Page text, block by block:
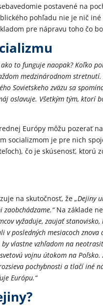
postavené na
pohľadu nie je nič
pre nápravu toho čo
to funguje naopak? Koľko
medzinárodnom
Sovietskeho zväzu sa
oslavuje. Všetkým tým,
Európy môžu pozerať
socializmom je pre nich
čo je skúsenosť, ktorú
na skutočnosť, že„Dejiny
Na základe
vyžaduje, zaujať
v posledných mesiacoch
by vlastne vzhľadom na
vojnu útokom na Poľsko.
pochybnosti a tlačí iné
Európu.“